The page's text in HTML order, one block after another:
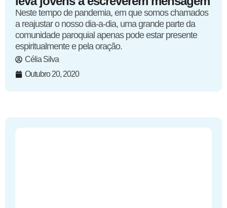
Neste tempo de pandemia, em que somos chamados
a reajustar o nosso dia-a-dia, uma grande parte da
comunidade paroquial apenas pode estar presente
espiritualmente e pela oração.
Célia Silva
Outubro 20, 2020